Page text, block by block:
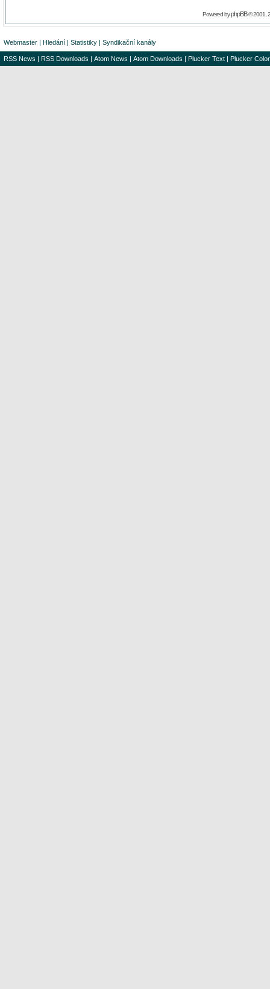
Powered byphpBB© 2001,
Webmaster | Hledání | Statistiky | Syndikační kanály
RSS News | RSS Downloads | Atom News | Atom Downloads | Plucker Text | Plucker Color